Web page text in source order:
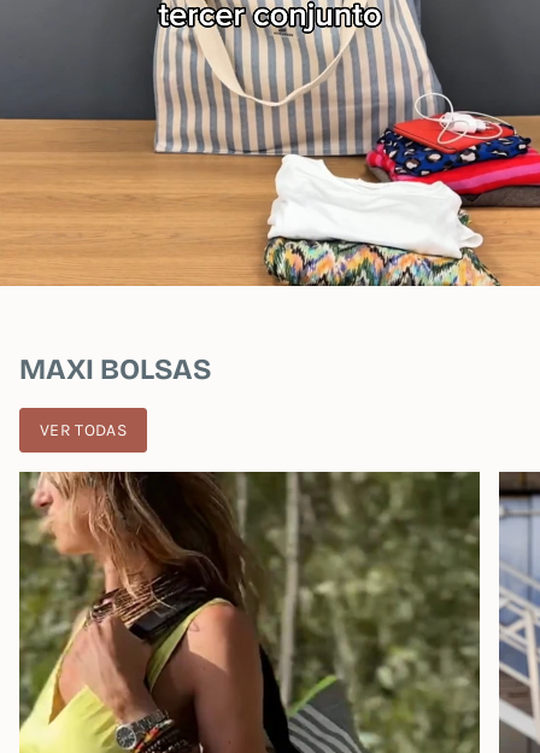
MAXI BOLSAS
VER TODAS